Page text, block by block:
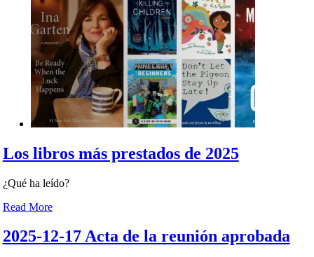
Los libros más prestados de 2025
¿Qué ha leído?
Read More
2025-12-17 Acta de la reunión aprobada